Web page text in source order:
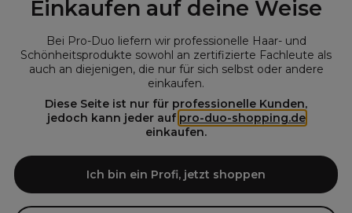
Einkaufen auf deine Weise
Bei Pro-Duo liefern wir professionelle Haar- und
Schönheitsprodukte sowohl an zertifizierte Fachleute als
auch an diejenigen, die nur für sich selbst oder andere
einkaufen.
Diese Seite ist nur für professionelle Kunden,
jedoch kann jeder auf pro-duo-shopping.de
einkaufen.
Ich bin ein Profi, jetzt shoppen
Pro-Duo ist Ihr zuverlässiger Partner für hochwertige Produkte im
Friseur- und Kosmetikbereich. Unsere sorgfältig ausgewählten,